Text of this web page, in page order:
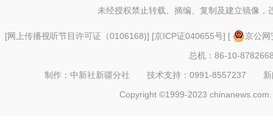
未经授权禁止转载、摘编、复制及建立镜像，
[网上传播视听节目许可证（0106168)] [京ICP证040655号] [
京公
总机：86-10-
制作：中新社新疆分社 技术支持：0991-8557237
Copyright ©1999-2023